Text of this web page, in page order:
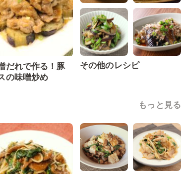
だれで作る！豚
の味噌炒め
その他のレシピ
もっと見る